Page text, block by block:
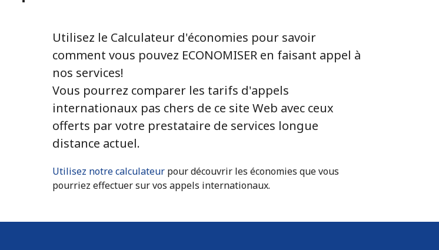
Utilisez le Calculateur d'économies pour savoir
comment vous pouvez ECONOMISER en faisant appel à
nos services!
Vous pourrez comparer les tarifs d'appels
internationaux pas chers de ce site Web avec ceux
offerts par votre prestataire de services longue
distance actuel.
Utilisez notre calculateur pour découvrir les économies que vous
pourriez effectuer sur vos appels internationaux.